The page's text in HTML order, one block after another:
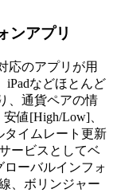
ンアプリ
応のアプリが用
iPadなどほとんど
、通貨ペアの情
値[High/Low]、
タイムレート更新
ービスとしてベ
ーバルインフォ
、ボリンジャー